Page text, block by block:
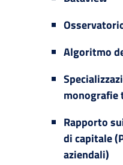
Algoritmo
monografie
Rapporto
di capitale
aziendali)